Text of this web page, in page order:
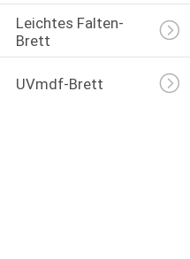
Leichtes Falten-
Brett
UVmdf-Brett